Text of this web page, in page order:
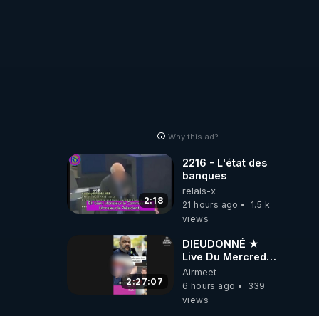
Why this ad?
2:18
2216 - L'état des
banques
relais-x
21 hours ago
1.5 k
views
2:27:07
DIEUDONNÉ ★
Live Du Mercredi
5 Août 2026
Airmeet
6 hours ago
339
views